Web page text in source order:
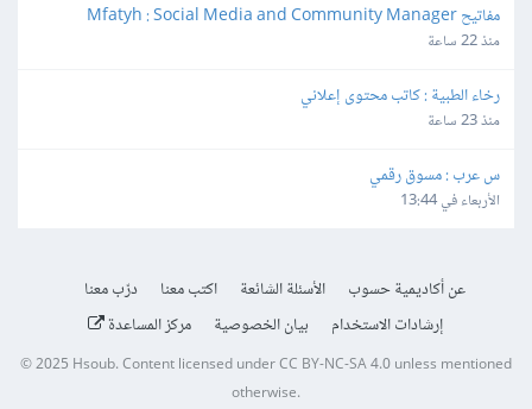
مفاتيح Mfatyh : Social Media and Community Manager
منذ 22 ساعة
رخاء الطبية : كاتب محتوى إعلاني
منذ 23 ساعة
س عرب : مسوق رقمي
الأربعاء في 13:44
عن أكاديمية حسوب الأسئلة الشائعة اكتب معنا
درّب معنا
إرشادات الاستخدام
بيان الخصوصية مركز المساعدة
© 2025 Hsoub.Content licensed underCC BY-NC-SA 4.0unless mentioned
otherwise.